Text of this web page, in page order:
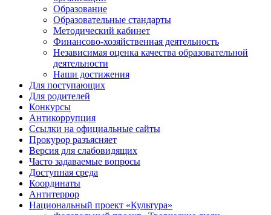
Образование
Образовательные стандарты
Методический кабинет
Финансово-хозяйственная деятельность
Независимая оценка качества образовательной
деятельности
Наши достижения
Для поступающих
Для родителей
Конкурсы
Антикоррупция
Ссылки на официальные сайты
Прокурор разъясняет
Версия для слабовидящих
Часто задаваемые вопросы
Доступная среда
Координаты
Антитеррор
Национальный проект «Культура»